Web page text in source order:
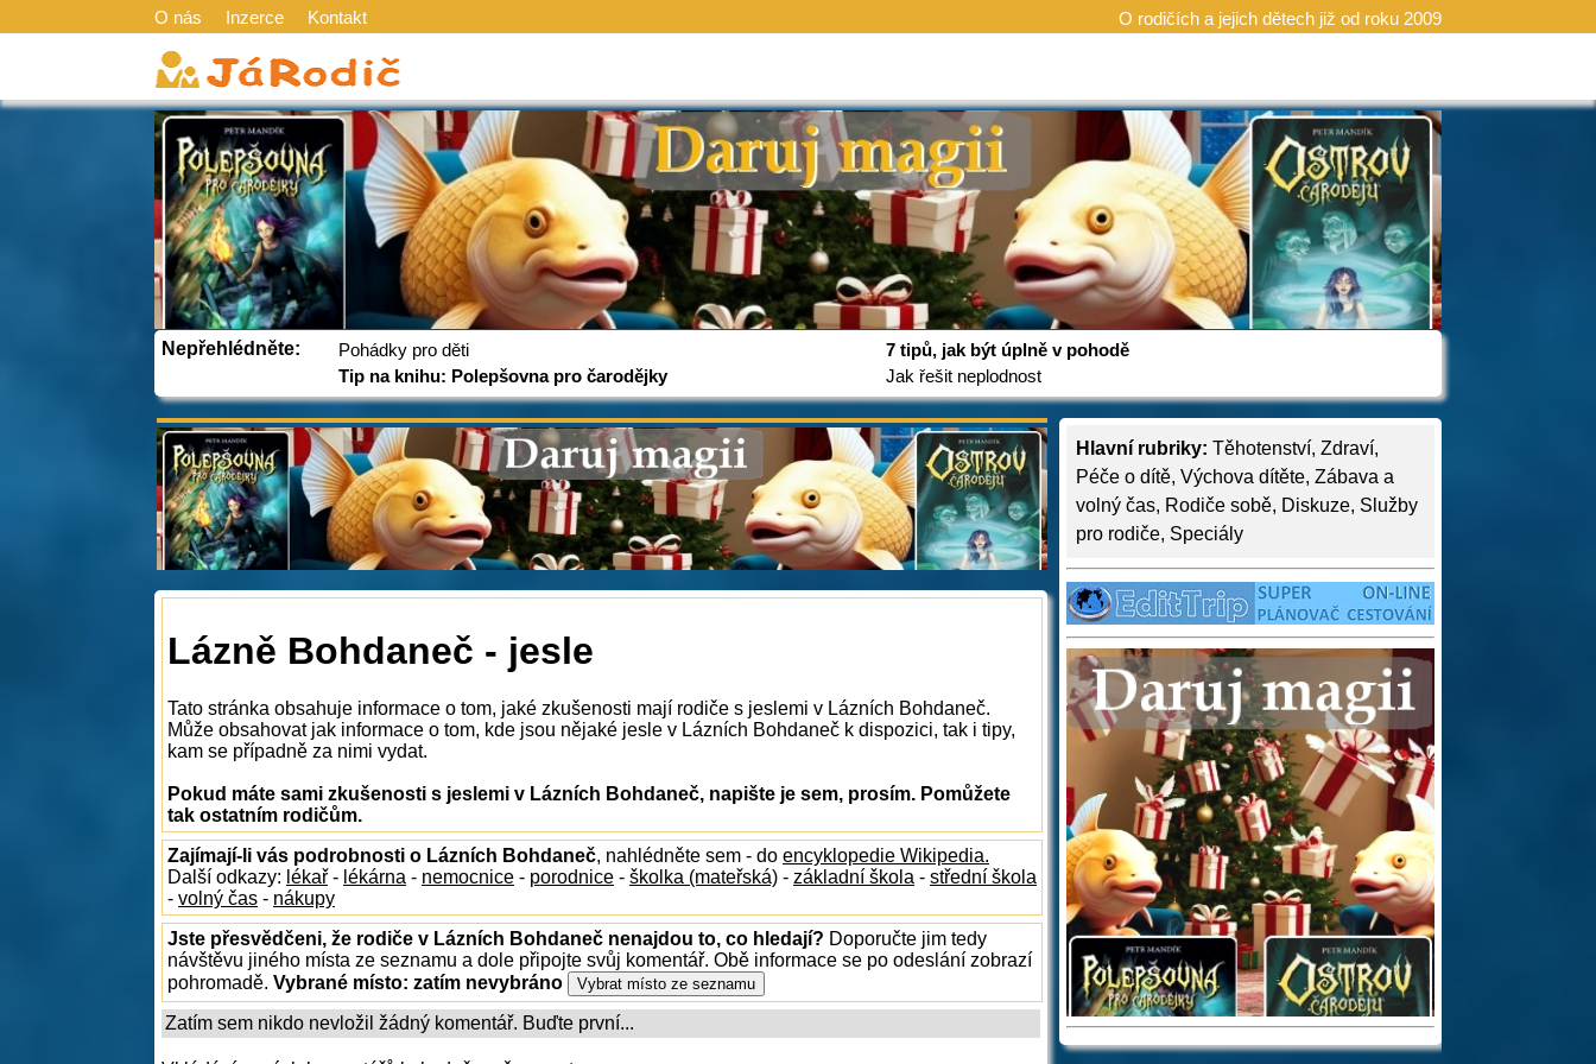
O nás Inzerce Kontakt O rodičích a jejich dětech již od roku 2009
Nepřehlédněte:
Pohádky pro děti
Tip na knihu: Polepšovna pro čarodějky
7 tipů, jak být úplně v pohodě
Jak řešit neplodnost
Hlavní rubriky: Těhotenství, Zdraví,
Péče o dítě, Výchova dítěte, Zábava a
volný čas, Rodiče sobě, Diskuze, Služby
pro rodiče, Speciály
Lázně Bohdaneč - jesle
Tato stránka obsahuje informace o tom, jaké zkušenosti mají rodiče s jeslemi v Lázních Bohdaneč.
Může obsahovat jak informace o tom, kde jsou nějaké jesle v Lázních Bohdaneč k dispozici, tak i tipy,
kam se případně za nimi vydat.
Pokud máte sami zkušenosti s jeslemi v Lázních Bohdaneč, napište je sem, prosím. Pomůžete
tak ostatním rodičům.
Zajímají-li vás podrobnosti o Lázních Bohdaneč, nahlédněte sem - do encyklopedie Wikipedia.
Další odkazy: lékař - lékárna - nemocnice - porodnice - školka (mateřská) - základní škola - střední škola
- volný čas - nákupy
Jste přesvědčeni, že rodiče v Lázních Bohdaneč nenajdou to, co hledají? Doporučte jim tedy
návštěvu jiného místa ze seznamu a dole připojte svůj komentář. Obě informace se po odeslání zobrazí
pohromadě. Vybrané místo: zatím nevybráno
Zatím sem nikdo nevložil žádný komentář. Buďte první...